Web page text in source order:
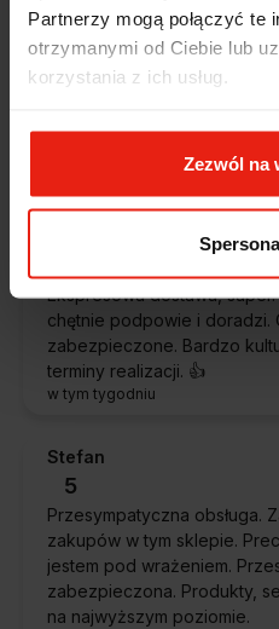
Partnerzy mogą połączyć te
otrzymanymi od Ciebie lub
korzystania z ich usług.
Zezwól na
Magdalena
5
Ekspresowa dostawa,
chętnie podpowie i doradzi.
zabezpieczone. Bardzo
terminy realizacji. 👍️
w tym tygodniu
Stefan
5
Przesympatyczna obsługa.
zakupów w tym sklepie.
jestem pod wrażeniem.
zabezpieczona. Produkty,
na najwyższym poziomie.